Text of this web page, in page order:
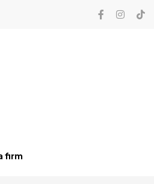
firm